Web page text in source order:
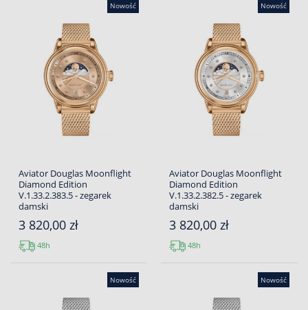
Nowość
Aviator Douglas Moonflight
Diamond Edition
V.1.33.2.383.5 - zegarek
damski
3 820,00 zł
48h
Nowość
Aviator Douglas Moonflight
Diamond Edition
V.1.33.2.382.5 - zegarek
damski
3 820,00 zł
48h
Nowość Nowość